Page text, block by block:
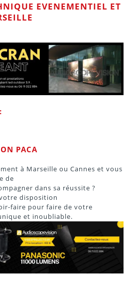
EVENEMENTIEL ET
PACA
à Marseille ou Cannes et vous
de
dans sa réussite ?
disposition
faire pour faire de votre
et inoubliable.